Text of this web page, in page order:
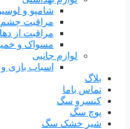
شامپو و
مراقبت
مراقبت از
مسواک و
لوازم جانبی
اسباب بازی
بلاگ
تماس باما
کنسرو سگ
پوچ سگ
شیر خشک سگ